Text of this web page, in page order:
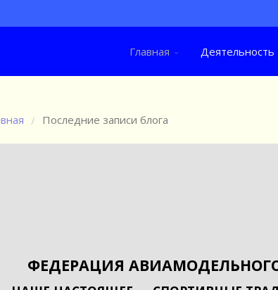
Главная Деятельность
/ Последние записи блога
ФЕДЕРАЦИЯ